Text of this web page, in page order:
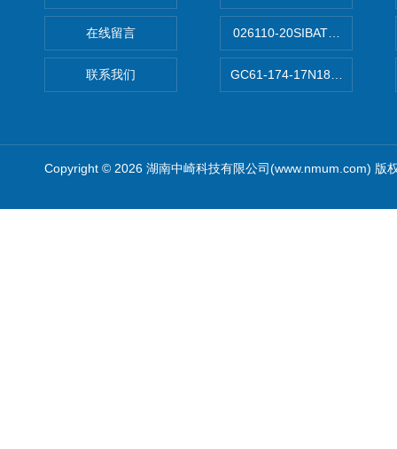
在线留言
联系我们
026110-20SIBATA柴田科学
GC61-174-
Copyright © 2026 湖南中崎科技有限公司(www.nmum.com) 版